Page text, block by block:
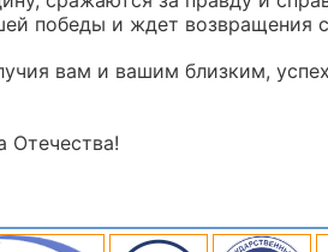
победы и ждет возвращения
вам и вашим близким,
Отечества!